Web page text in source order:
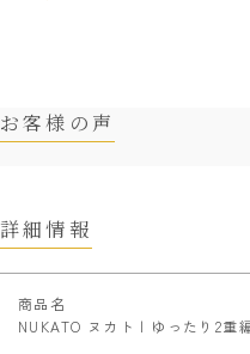
お客様の声
詳細情報
商品名
NUKATO ヌカト | ゆったり2重